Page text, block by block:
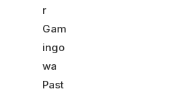
r
Gam
ingo
wa
Past